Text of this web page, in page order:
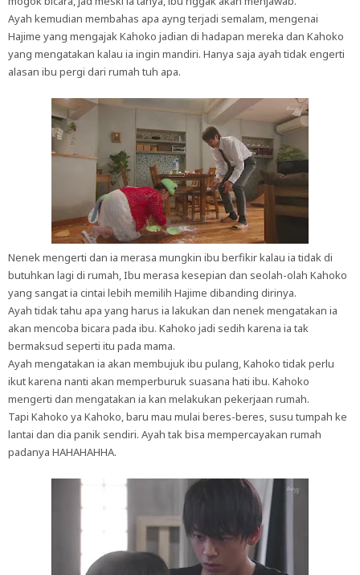
Ayah kemudian membahas apa ayng terjadi semalam, mengenai
Hajime yang mengajak Kahoko jadian di hadapan mereka dan Kahoko
yang mengatakan kalau ia ingin mandiri. Hanya saja ayah tidak engerti
alasan ibu pergi dari rumah tuh apa.
Nenek mengerti dan ia merasa mungkin ibu berfikir kalau ia tidak di
butuhkan lagi di rumah, Ibu merasa kesepian dan seolah-olah Kahoko
yang sangat ia cintai lebih memilih Hajime dibanding dirinya.
Ayah tidak tahu apa yang harus ia lakukan dan nenek mengatakan ia
akan mencoba bicara pada ibu. Kahoko jadi sedih karena ia tak
bermaksud seperti itu pada mama.
Ayah mengatakan ia akan membujuk ibu pulang, Kahoko tidak perlu
ikut karena nanti akan memperburuk suasana hati ibu. Kahoko
mengerti dan mengatakan ia kan melakukan pekerjaan rumah.
Tapi Kahoko ya Kahoko, baru mau mulai beres-beres, susu tumpah ke
lantai dan dia panik sendiri. Ayah tak bisa mempercayakan rumah
padanya HAHAHAHHA.